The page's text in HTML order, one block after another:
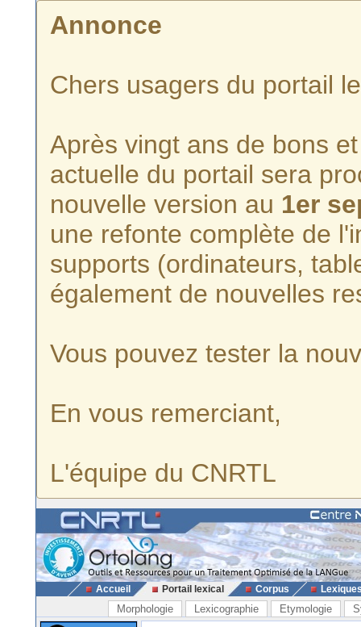
Annonce
Chers usagers du portail
Après vingt ans de bons
actuelle du portail sera
nouvelle version au 1er
une refonte complète de
supports (ordinateurs,
également de nouvelles
Vous pouvez tester la
En vous remerciant,
L'équipe du CNRTL
Accueil Portail lexical Corpus
Morphologie Lexicographie Etymologie